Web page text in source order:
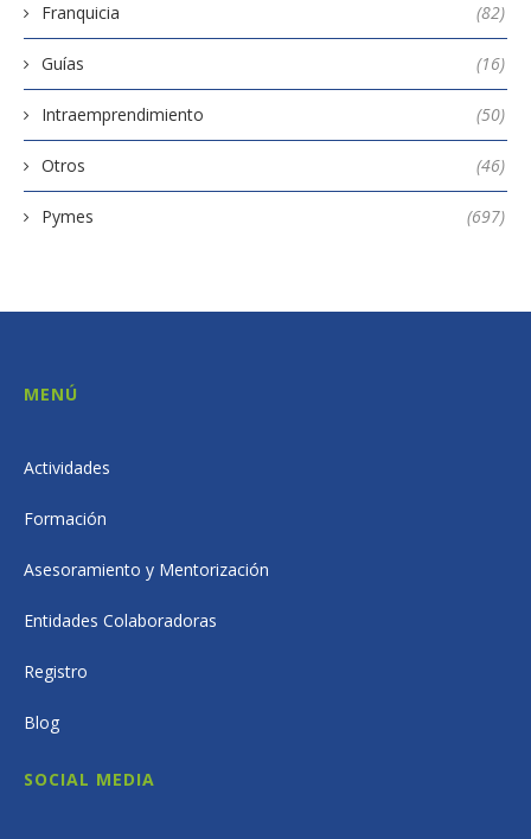
Franquicia (82)
Guías (16)
Intraemprendimiento (50)
Otros (46)
Pymes (697)
MENÚ
Actividades
Formación
Asesoramiento y Mentorización
Entidades Colaboradoras
Registro
Blog
SOCIAL MEDIA